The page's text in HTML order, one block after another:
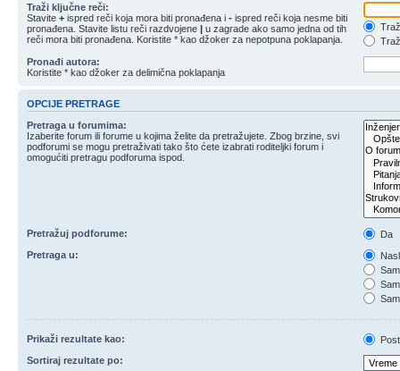
Traži ključne reči:
Stavite + ispred reči koja mora biti pronađena i - ispred reči koja nesme biti
pronađena. Stavite listu reči razdvojene | u zagrade ako samo jedna od tih
reči mora biti pronađena. Koristite * kao džoker za nepotpuna poklapanja.
Pronađi autora:
Koristite * kao džoker za delimična poklapanja
OPCIJE PRETRAGE
Pretraga u forumima:
Izaberite forum ili forume u kojima želite da pretražujete. Zbog brzine, svi
podforumi se mogu pretraživati tako što ćete izabrati roditeljki forum i
omogućiti pretragu podforuma ispod.
Pretražuj podforume:
Da
Pretraga u:
Prikaži rezultate kao:
Sortiraj rezultate po: